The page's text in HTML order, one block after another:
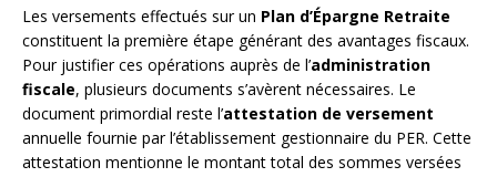
Les versements effectués sur un Plan d’Épargne Retraite
constituent la première étape générant des avantages fiscaux.
Pour justifier ces opérations auprès de l’administration
fiscale, plusieurs documents s’avèrent nécessaires. Le
document primordial reste l’attestation de versement
annuelle fournie par l’établissement gestionnaire du PER. Cette
attestation mentionne le montant total des sommes versées